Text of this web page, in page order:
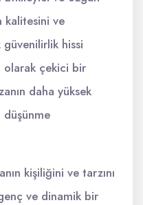
kalitesini ve
hissi
olarak çekici bir
daha yüksek
kişiliğini ve tarzını
ve dinamik bir